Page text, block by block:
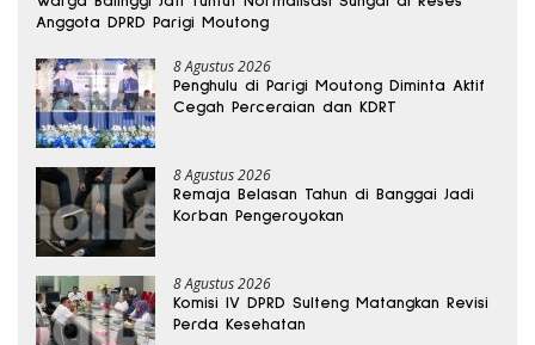
Anggota DPRD Parigi Moutong
8 Agustus 2026
Penghulu di Parigi Moutong Diminta Aktif
Cegah Perceraian dan KDRT
8 Agustus 2026
Remaja Belasan Tahun di Banggai Jadi
Korban Pengeroyokan
8 Agustus 2026
Komisi IV DPRD Sulteng Matangkan Revisi
Perda Kesehatan